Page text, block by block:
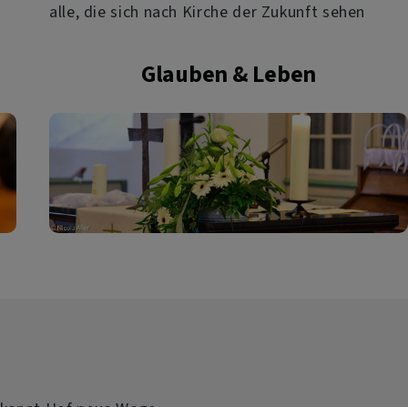
alle, die sich nach Kirche der Zukunft sehen
Glauben & Leben